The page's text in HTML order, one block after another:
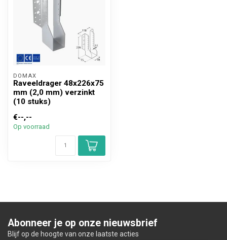
DOMAX
Raveeldrager 48x226x75
mm (2,0 mm) verzinkt
(10 stuks)
€--,--
Op voorraad
Abonneer je op onze nieuwsbrief
Blijf op de hoogte van onze laatste acties